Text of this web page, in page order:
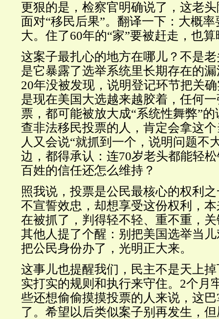
更狠的是，检察官明确说了，这老
面对“移民后果”。翻译一下：大概
大。住了60年的“家”要被赶走，也
这案子最扎心的地方在哪儿？不是
是它暴露了选举系统里长期存在的
20年没被发现，说明登记环节把关
是现在美国大选越来越胶着，任何
票，都可能被放大成“系统性舞弊”
查非法移民投票的人，肯定会拿这
人又会说“就抓到一个，说明问题不
边，都得承认：连70岁老头都能轻
百姓的信任还怎么维持？
照我说，投票是公民最核心的权利
不宣誓效忠，却想享受这份权利，
在被抓了，判得轻不轻、重不重，
其他人提了个醒：别把美国选举当
把公民身份办了，光明正大来。
这事儿也提醒我们，民主不是天上
实打实的规则和执行来守住。2个月
些还想偷偷摸摸投票的人来说，这
了。希望以后类似案子别再发生，